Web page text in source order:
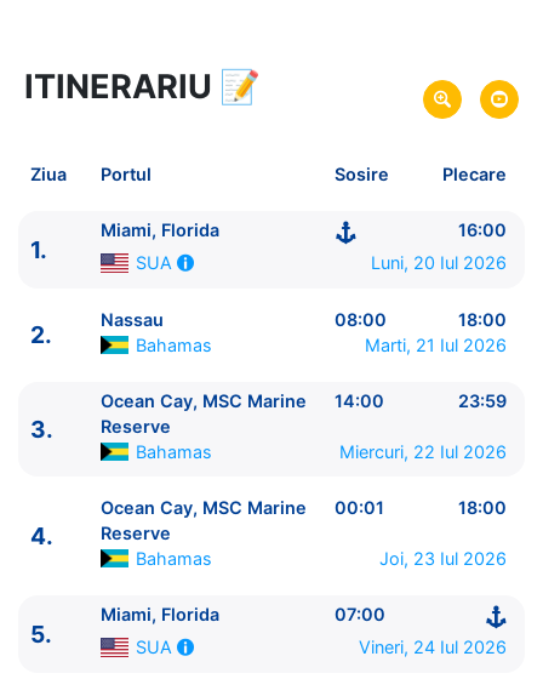
5 zile vacanta de croaziera in
link oferta
Plecare pe 20 Iul 2026 din Miami, Florida, SUA
MSC Cruises
Ziua | Portul | Sosire - Plecare
----------------------------------------
Miami, Florida
ITINERARIU 📝
Ziua Portul Sosire Plecare
1.
Miami, Florida
16:00
SUA
Luni, 20 Iul 2026
2.
Nassau 08:00
18:00
Bahamas
Marti, 21 Iul 2026
3.
Ocean Cay, MSC Marine
Reserve
14:00 23:59
Bahamas Miercuri, 22 Iul 2026
4.
Ocean Cay, MSC Marine
Reserve
00:01 18:00
Bahamas Joi, 23 Iul 2026
5.
Miami, Florida
07:00
SUA
Vineri, 24 Iul 2026